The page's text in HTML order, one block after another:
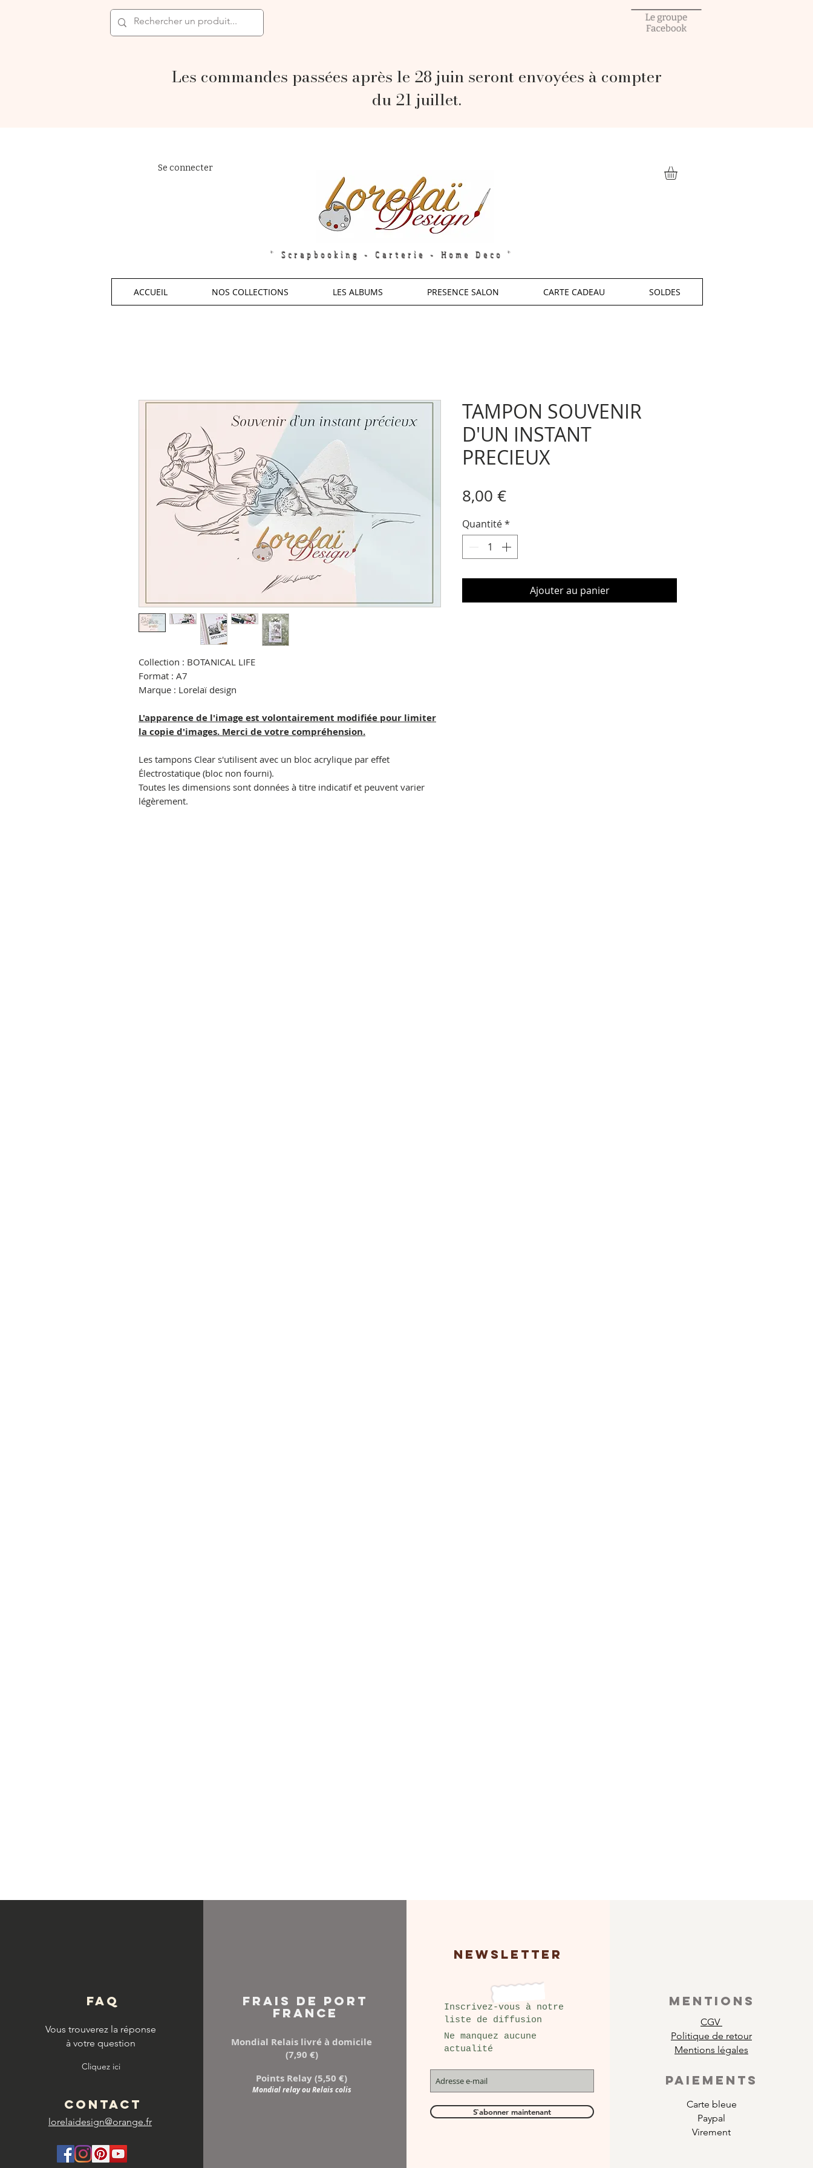
Les commandes passées après le 28 juin seront envoyées à compter
du 21 juillet.
Se connecter
" Scrapbooking - Carterie - Home Deco "
Collection : BOTANICAL LIFE
Format : A7
Marque : Lorelaï design
L'apparence de l'image est volontairement modifiée pour limiter
la copie d'images. Merci de votre compréhension.
Les tampons Clear s'utilisent avec un bloc acrylique par effet
Électrostatique (bloc non fourni).
Toutes les dimensions sont données à titre indicatif et peuvent varier
légèrement.
TAMPON SOUVENIR
D'UN INSTANT
PRECIEUX
8,00 €Prix
Quantité*
Ajouter au panier
ACCUEIL NOS COLLECTIONS LES ALBUMS PRESENCE SALON CARTE CADEAU SOLDES
FAQ
Vous trouverez la réponse
à votre question
Cliquez ici
CONTACT
lorelaidesign@orange.fr
FRAIS DE PORT
FRANCE
Mondial Relais livré à domicile
(7,90 €)
Points Relay (5,50 €)
Mondial relay ou Relais colis
NEWSLETTER
Inscrivez-vous à notre
liste de diffusion
Ne manquez aucune
actualité
S`abonner maintenant
MENTIONS
CGV
Politique de retour
Mentions légales
PAIEMENTS
Carte bleue
Paypal
Virement